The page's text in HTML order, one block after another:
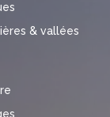
& vallées